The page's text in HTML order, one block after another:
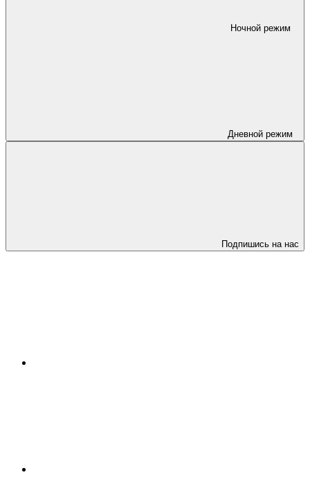
Ночной режим
Дневной режим
Подпишись на нас